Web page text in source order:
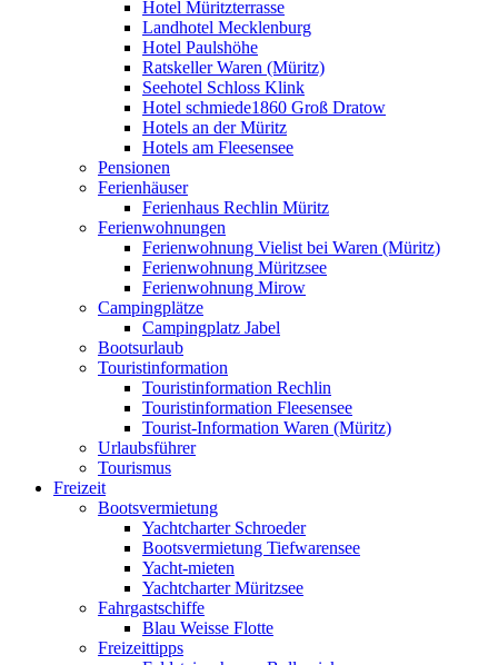
Hotel Müritzterrasse
Landhotel Mecklenburg
Hotel Paulshöhe
Ratskeller Waren (Müritz)
Seehotel Schloss Klink
Hotel schmiede1860 Groß Dratow
Hotels an der Müritz
Hotels am Fleesensee
Pensionen
Ferienhäuser
Ferienhaus Rechlin Müritz
Ferienwohnungen
Ferienwohnung Vielist bei Waren (Müritz)
Ferienwohnung Müritzsee
Ferienwohnung Mirow
Campingplätze
Campingplatz Jabel
Bootsurlaub
Touristinformation
Touristinformation Rechlin
Touristinformation Fleesensee
Tourist-Information Waren (Müritz)
Urlaubsführer
Tourismus
Freizeit
Bootsvermietung
Yachtcharter Schroeder
Bootsvermietung Tiefwarensee
Yacht-mieten
Yachtcharter Müritzsee
Fahrgastschiffe
Blau Weisse Flotte
Freizeittipps